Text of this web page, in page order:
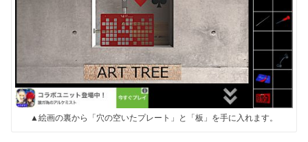
▲絵画の裏から「穴の空いたプレート」と「板」を手に入れます。